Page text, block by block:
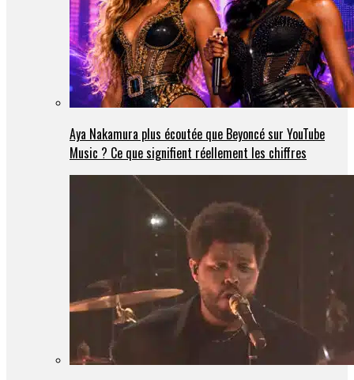
Aya Nakamura plus écoutée que Beyoncé sur YouTube
Music ? Ce que signifient réellement les chiffres